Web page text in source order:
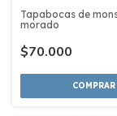
Tapabocas de
morado
$70.000
COMPRAR